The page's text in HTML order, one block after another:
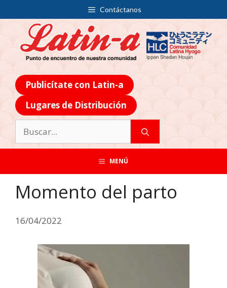
Contáctanos
Publicítate con Latin-a
Lugares de Distribución
MENÚ
Momento del parto
16/04/2022